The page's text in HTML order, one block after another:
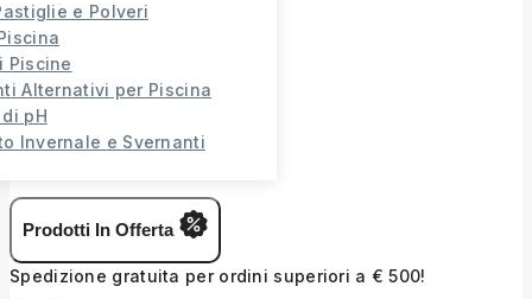
e Polveri
Piscine
Alternativi per Piscina
pH
Invernale e Svernanti
Prodotti In Offerta
Spedizione gratuita per ordini superiori a € 500!